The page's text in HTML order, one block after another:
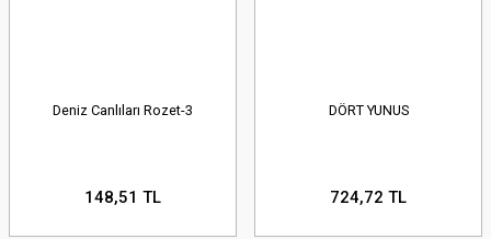
Deniz Canlıları Rozet-3
148,51 TL
DÖRT YUNUS
724,72 TL